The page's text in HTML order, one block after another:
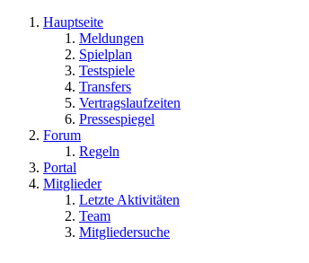
Hauptseite
Meldungen
Spielplan
Testspiele
Transfers
Vertragslaufzeiten
Pressespiegel
Forum
Regeln
Portal
Mitglieder
Letzte Aktivitäten
Team
Mitgliedersuche